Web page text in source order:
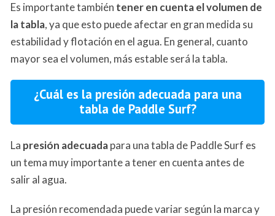
Es importante también tener en cuenta el volumen de
la tabla, ya que esto puede afectar en gran medida su
estabilidad y flotación en el agua. En general, cuanto
mayor sea el volumen, más estable será la tabla.
¿Cuál es la presión adecuada para una
tabla de Paddle Surf?
La presión adecuadapara una tabla de Paddle Surf es
un tema muy importante a tener en cuenta antes de
salir al agua.
La presión recomendada puede variar según la marca y